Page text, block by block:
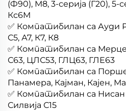
(Ф90), М8, 3-серија (Г20), 5-
Кс6М
✅ Компатибилан са Ауди
С5, А7, К7, К8
✅ Компатибилан са
С63, ЦЛС53, ГЛЦ63, ГЛЕ63
✅ Компатибилан са Порше
Панамера, Кајман, Кајен,
✅ Компатибилан са Нисан
Силвија С15